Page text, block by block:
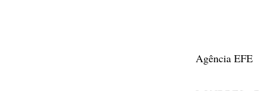
Agência EFE